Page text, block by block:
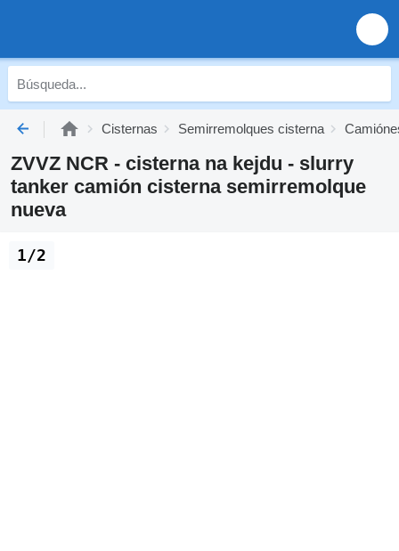
Cisternas Semirremolques cisterna
ZVVZ NCR - cisterna na kejdu - slurry
tanker camión cisterna semirremolque
nueva
1/2